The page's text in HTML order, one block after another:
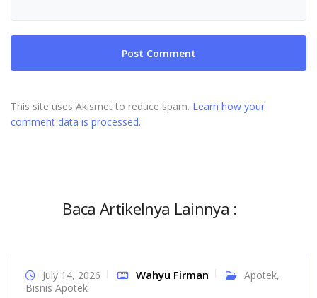
This site uses Akismet to reduce spam. Learn how your
comment data is processed.
Baca Artikelnya Lainnya :
July 14, 2026 Wahyu Firman Apotek,
Bisnis Apotek